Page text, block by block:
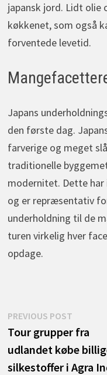
japansk jord. Lidt
køkkenet, som også
forventede levetid.
Japans
den første dag.
farverige og meget
traditionelle
modernitet. Dette
og er repræsentativ
underholdning til de
turen virkelig hver
opdage.
PREVIOUS POSTPrevious
post:
Tour grupper fra
udlandet købe
silkestoffer i Agra